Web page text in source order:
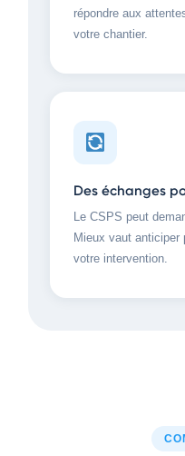
répondre aux
votre chantier.
Des échanges
Le CSPS peut
Mieux vaut anticiper
votre intervention.